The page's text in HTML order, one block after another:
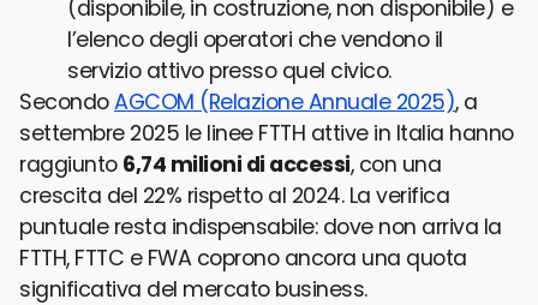
(disponibile, in costruzione, non disponibile) e
l’elenco degli operatori che vendono il
servizio attivo presso quel civico.
SecondoAGCOM (Relazione Annuale 2025), a
settembre 2025 le linee FTTH attive in Italia hanno
raggiunto 6,74 milioni di accessi, con una
crescita del 22% rispetto al 2024. La verifica
puntuale resta indispensabile: dove non arriva la
FTTH, FTTC e FWA coprono ancora una quota
significativa del mercato business.